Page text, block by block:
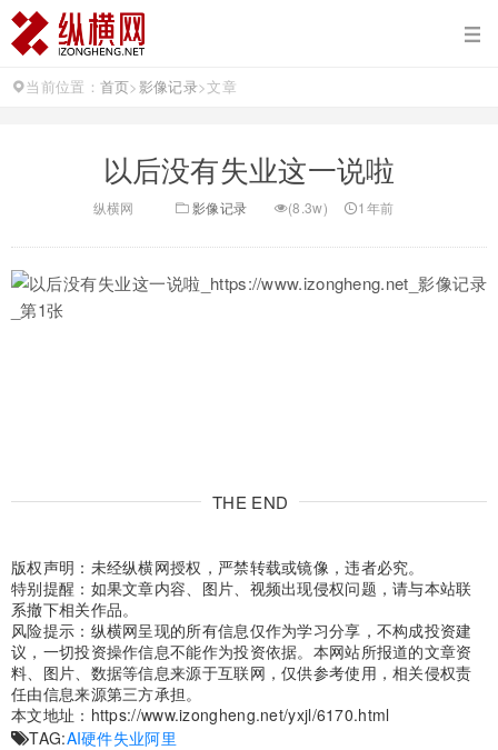
当前位置： 首页>影像记录>文章
以后没有失业这一说啦
纵横网 影像记录 (8.3w) 1年前
THE END
版权声明：未经纵横网授权，严禁转载或镜像，违者必究。
特别提醒：如果文章内容、图片、视频出现侵权问题，请与本站联
系撤下相关作品。
风险提示：纵横网呈现的所有信息仅作为学习分享，不构成投资建
议，一切投资操作信息不能作为投资依据。本网站所报道的文章资
料、图片、数据等信息来源于互联网，仅供参考使用，相关侵权责
任由信息来源第三方承担。
本文地址： https://www.izongheng.net/yxjl/6170.html
TAG:AI硬件失业阿里